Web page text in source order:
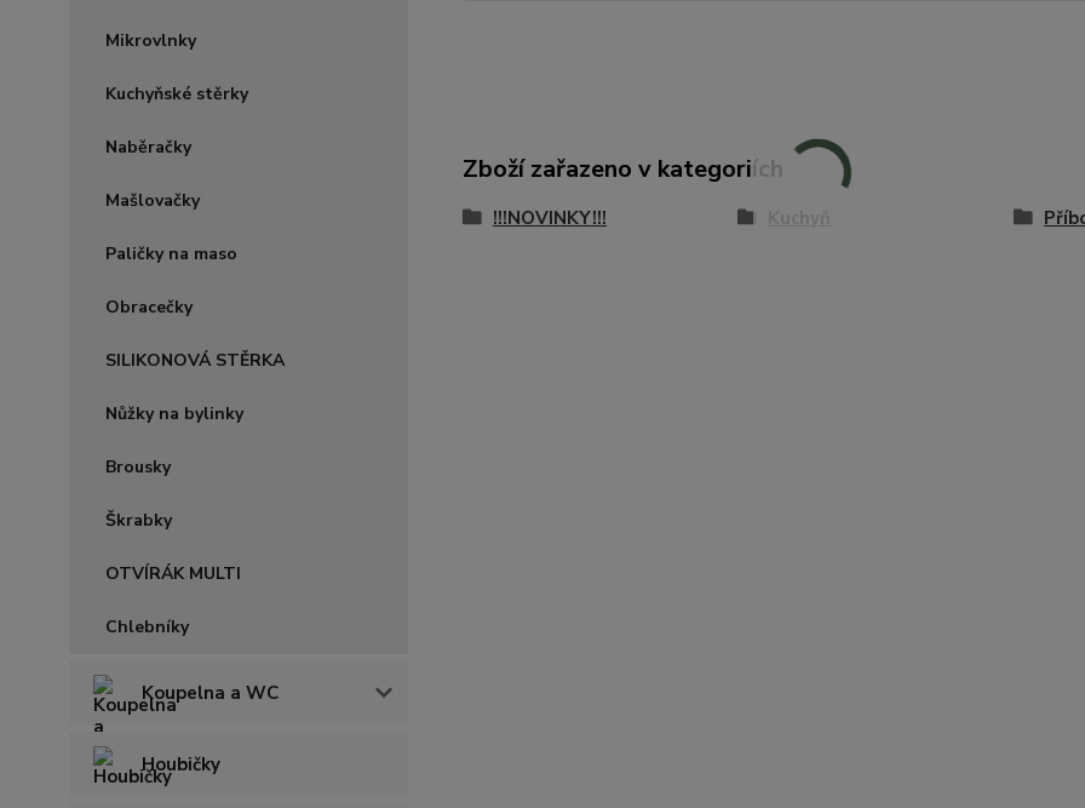
Mikrovlnky
Kuchyňské stěrky
Naběračky
Mašlovačky
Paličky na maso
Obracečky
SILIKONOVÁ STĚRKA
Nůžky na bylinky
Brousky
Škrabky
OTVÍRÁK MULTI
Chlebníky
Koupelna a WC
Houbičky
Zboží zařazeno v kategoriích
!!!NOVINKY!!!